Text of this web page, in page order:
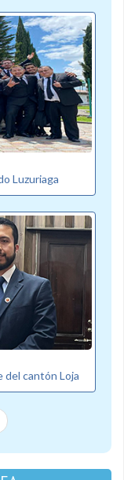
Luzuriaga
del cantón Loja